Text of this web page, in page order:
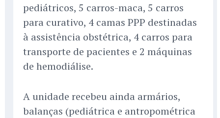
pediátricos, 5 carros-maca, 5 carros
para curativo, 4 camas PPP destinadas
à assistência obstétrica, 4 carros para
transporte de pacientes e 2 máquinas
de hemodiálise.
A unidade recebeu ainda armários,
balanças (pediátrica e antropométrica